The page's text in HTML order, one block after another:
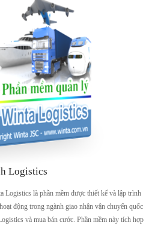
Logistics
Logistics là phần mềm được thiết kế và lập trình
động trong ngành giao nhận vận chuyển quốc
và mua bán cước. Phần mềm này tích hợp